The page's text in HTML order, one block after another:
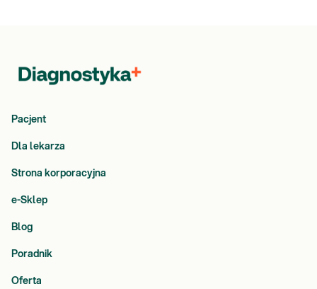
Pacjent
Dla lekarza
Strona korporacyjna
e-Sklep
Blog
Poradnik
Oferta